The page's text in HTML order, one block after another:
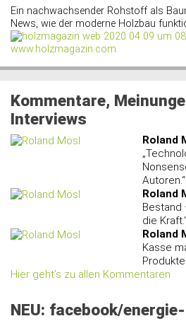
Ein nachwachsender Rohstoff als
News, wie der moderne Holzbau
www.holzmagazin.com
Kommentare,
Interviews
Roland
Autoren.“
Roland
Bestand
die
Roland
Kasse
Hier geht’s zu allen Kommentaren
NEU: facebook/